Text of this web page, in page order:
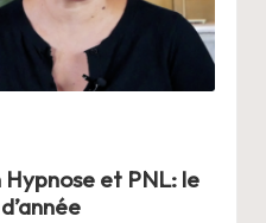
et PNL: le